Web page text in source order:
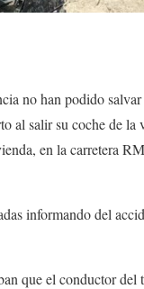
no han podido
al salir su coche de la
en la carretera
informando del
que el conductor del